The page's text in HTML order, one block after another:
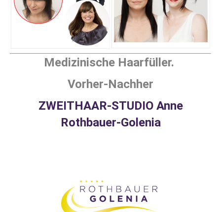
Medizinische Haarfüller.
Vorher-Nachher
ZWEITHAAR-STUDIO Anne
Rothbauer-Golenia